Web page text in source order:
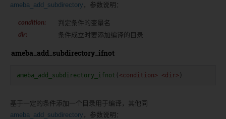
ameba_add_subdirectory ，参数说明：
condition: 判定条件的变量名
dir: 条件成立时要添加编译的目录
ameba_add_subdirectory_ifnot
ameba_add_subdirectory_ifnot ( <condition> <dir> )
基于一定的条件添加一个目录用于编译，其他同
ameba_add_subdirectory ，参数说明：